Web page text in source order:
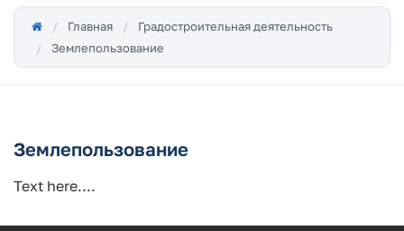
Главная
Градостроительная деятельность
Землепользование
Землепользование
Text here....